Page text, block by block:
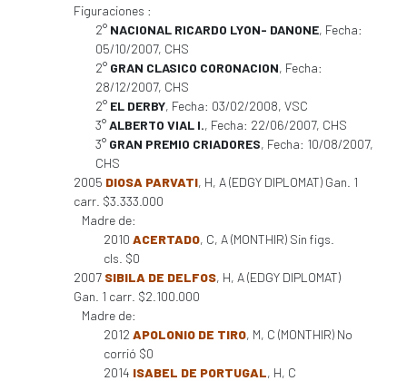
Figuraciones :
2° NACIONAL RICARDO LYON- DANONE, Fecha:
05/10/2007, CHS
2° GRAN CLASICO CORONACION, Fecha:
28/12/2007, CHS
2° EL DERBY, Fecha: 03/02/2008, VSC
3°ALBERTO VIAL I., Fecha: 22/06/2007, CHS
3° GRAN PREMIO CRIADORES, Fecha: 10/08/2007,
CHS
2005 DIOSA PARVATI, H, A (EDGY DIPLOMAT) Gan. 1
carr. $3.333.000
Madre de:
2010 ACERTADO, C, A (MONTHIR) Sin figs.
cls. $0
2007 SIBILA DE DELFOS, H, A (EDGY DIPLOMAT)
Gan. 1 carr. $2.100.000
Madre de:
2012 APOLONIO DE TIRO, M, C (MONTHIR) No
corrió $0
2014 ISABEL DE PORTUGAL, H, C